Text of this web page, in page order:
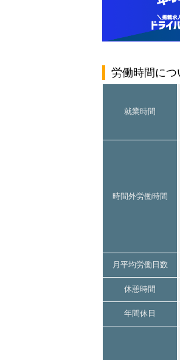
労働時間につ
就業時間
時間外労働時間
月平均労働日数
休憩時間
年間休日